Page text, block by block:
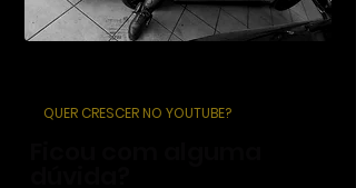
QUER CRESCER NO YOUTUBE?